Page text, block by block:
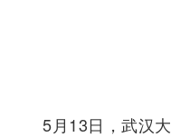
5月13日，武汉